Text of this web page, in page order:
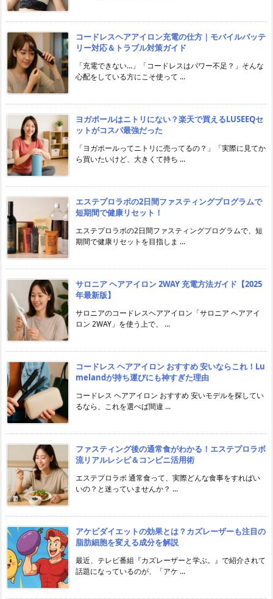
コードレスヘアアイロン充電の仕方｜モバイルバッテ
リー対応＆トラブル対策ガイド
「充電できない…」「コードレスはパワー不足？」そんな
心配をしている方にこそ使って ...
ヨガポールはニトリにない？楽天で買えるLUSEEQセ
ットがコスパ最強だった
「ヨガポールってニトリに売ってるの？」「実際に見てか
ら買いたいけど、大きくて持ち ...
エステプロラボの2日間ファスティングプログラムで
短期間で健康リセット！
エステプロラボの2日間ファスティングプログラムで、短
期間で健康リセットを目指しま ...
サロニア ヘアアイロン 2WAY 充電方法ガイド【2025
年最新版】
サロニアのコードレスヘアアイロン「サロニア ヘアアイ
ロン 2WAY」を使う上で、 ...
コードレス ヘアアイロン おすすめ 安いならこれ！Lu
melandが持ち運びにも神すぎた理由
コードレス ヘアアイロン おすすめ 安いモデルを探してい
るなら、これを選べば間違 ...
ファスティング後の通常食がわかる！エステプロラボ
流リアルレシピ＆コンビニ活用術
エステプロラボ 通常食って、実際どんな食事をすればい
いの？と迷っていませんか？ ...
アケビダイエットの効果とは？カズレーザーも注目の
脂肪細胞を変える成分を解説
最近、テレビ番組『カズレーザーと学ぶ。』で紹介されて
話題になっているのが、「アケ ...